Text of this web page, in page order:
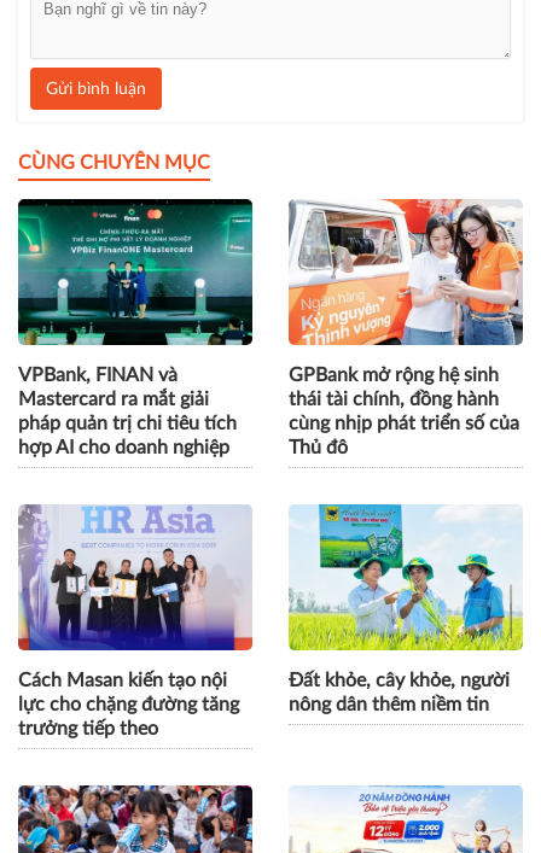
Gửi bình luận
CÙNG CHUYÊN MỤC
VPBank, FINAN và
Mastercard ra mắt giải
pháp quản trị chi tiêu tích
hợp AI cho doanh nghiệp
GPBank mở rộng hệ sinh
thái tài chính, đồng hành
cùng nhịp phát triển số của
Thủ đô
Cách Masan kiến tạo nội
lực cho chặng đường tăng
trưởng tiếp theo
Đất khỏe, cây khỏe, người
nông dân thêm niềm tin